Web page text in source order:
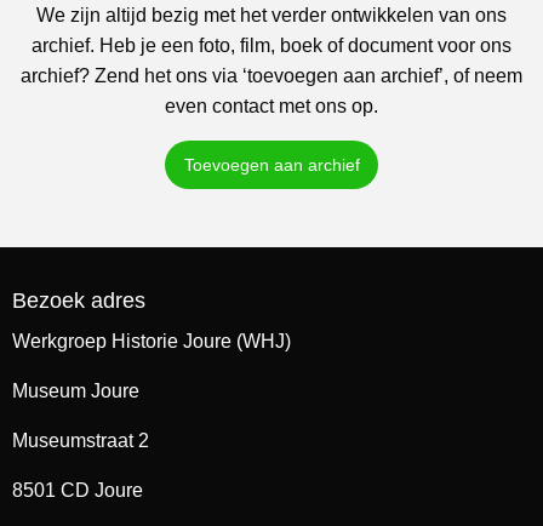
We zijn altijd bezig met het verder ontwikkelen van ons
archief. Heb je een foto, film, boek of document voor ons
archief? Zend het ons via ‘toevoegen aan archief’, of neem
even contact met ons op.
Toevoegen aan archief
Bezoek adres
Werkgroep Historie Joure (WHJ)
Museum Joure
Museumstraat 2
8501 CD Joure